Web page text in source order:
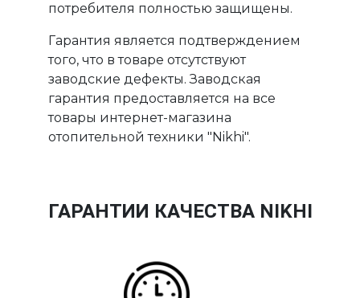
потребителя полностью защищены.
Гарантия является подтверждением
того, что в товаре отсутствуют
заводские дефекты. Заводская
гарантия предоставляется на все
товары интернет-магазина
отопительной техники "Nikhi".
ГАРАНТИИ КАЧЕСТВА NIKHI